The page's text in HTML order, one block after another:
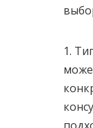
1.